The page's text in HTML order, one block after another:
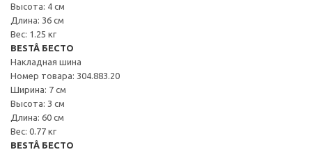
Высота: 4 см
Длина: 36 см
Вес: 1.25 кг
BESTÅ БЕСТО
Накладная шина
Номер товара: 304.883.20
Ширина: 7 см
Высота: 3 см
Длина: 60 см
Вес: 0.77 кг
BESTÅ БЕСТО